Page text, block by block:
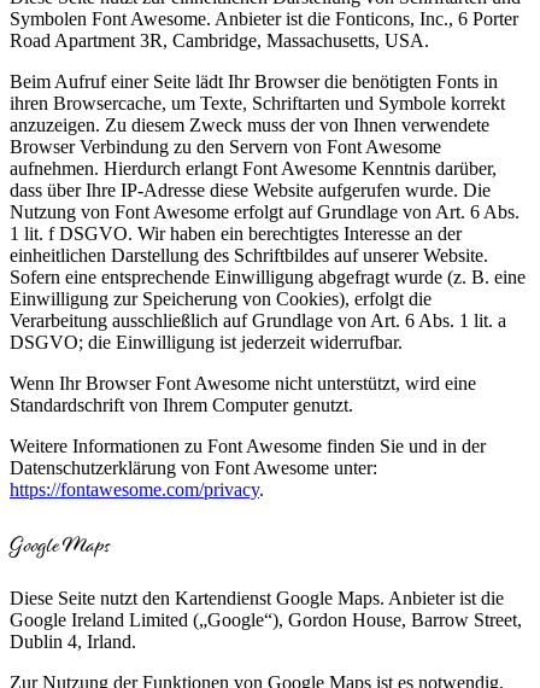
Symbolen Font Awesome. Anbieter ist die Fonticons, Inc., 6 Porter
Road Apartment 3R, Cambridge, Massachusetts, USA.
Beim Aufruf einer Seite lädt Ihr Browser die benötigten Fonts in
ihren Browsercache, um Texte, Schriftarten und Symbole korrekt
anzuzeigen. Zu diesem Zweck muss der von Ihnen verwendete
Browser Verbindung zu den Servern von Font Awesome
aufnehmen. Hierdurch erlangt Font Awesome Kenntnis darüber,
dass über Ihre IP-Adresse diese Website aufgerufen wurde. Die
Nutzung von Font Awesome erfolgt auf Grundlage von Art. 6 Abs.
1 lit. f DSGVO. Wir haben ein berechtigtes Interesse an der
einheitlichen Darstellung des Schriftbildes auf unserer Website.
Sofern eine entsprechende Einwilligung abgefragt wurde (z. B. eine
Einwilligung zur Speicherung von Cookies), erfolgt die
Verarbeitung ausschließlich auf Grundlage von Art. 6 Abs. 1 lit. a
DSGVO; die Einwilligung ist jederzeit widerrufbar.
Wenn Ihr Browser Font Awesome nicht unterstützt, wird eine
Standardschrift von Ihrem Computer genutzt.
Weitere Informationen zu Font Awesome finden Sie und in der
Datenschutzerklärung von Font Awesome unter:
https://fontawesome.com/privacy.
Google Maps
Diese Seite nutzt den Kartendienst Google Maps. Anbieter ist die
Google Ireland Limited („Google“), Gordon House, Barrow Street,
Dublin 4, Irland.
Zur Nutzung der Funktionen von Google Maps ist es notwendig,